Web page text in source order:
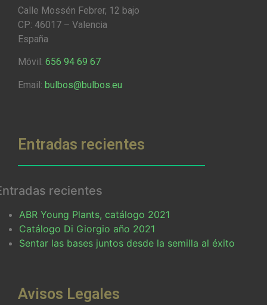
Calle Mossén Febrer, 12 bajo
CP: 46017 – Valencia
España
Móvil: 656 94 69 67
Email: bulbos@bulbos.eu
Entradas recientes
recientes
ABR Young Plants, catálogo 2021
Catálogo Di Giorgio año 2021
Sentar las bases juntos desde la semilla al éxito
Avisos Legales